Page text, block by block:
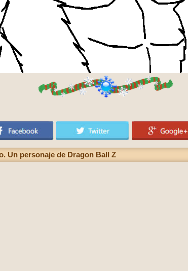
Un personaje de Dragon Ball Z